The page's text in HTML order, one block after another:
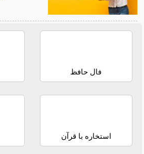
فال حافظ
استخاره با قرآن